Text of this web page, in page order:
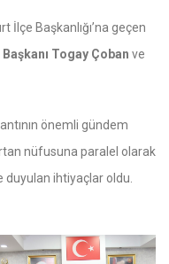
İlçe Başkanlığı’na geçen
Togay Çoban ve
önemli gündem
nüfusuna paralel olarak
ihtiyaçlar oldu.